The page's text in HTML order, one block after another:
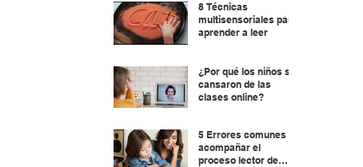
8 Técnicas
multisensoriales para
aprender a leer
¿Por qué los niños se
cansaron de las
clases online?
5 Errores comunes al
acompañar el
proceso lector de